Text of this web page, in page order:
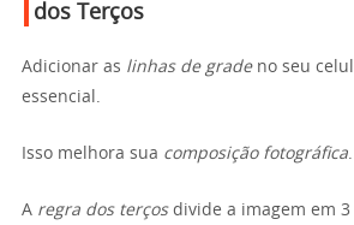
dos Terços
Adicionar as linhas de gradeno seu
essencial.
Isso melhora sua composição fotográfica.
A regra dos terçosdivide a imagem em